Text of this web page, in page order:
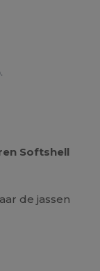
Softshell
de jassen